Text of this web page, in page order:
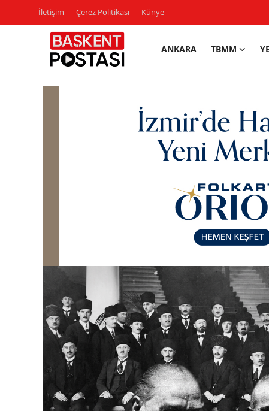
İletişim Çerez Politikası Künye
ANKARA TBMM
Bakanlıklar
Siyasi Partiler
Mülki İdare
Toplum ve Yaşam
Sivil Toplum Kuruluşları